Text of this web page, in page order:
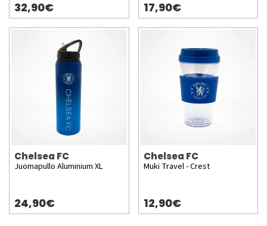
32,90€ 17,90€
Chelsea FC
Juomapullo Aluminium XL
24,90€
Chelsea FC
Muki Travel - Crest
12,90€